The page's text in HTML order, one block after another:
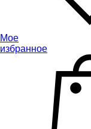
Мое
избранное